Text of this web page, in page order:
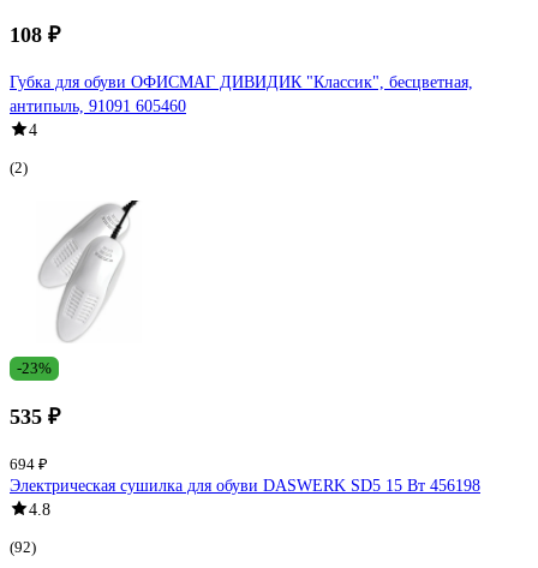
108 ₽
Губка для обуви ОФИСМАГ ДИВИДИК "Классик", бесцветная,
антипыль, 91091 605460
4
(2)
-23%
535 ₽
694 ₽
Электрическая сушилка для обуви DASWERK SD5 15 Вт 456198
4.8
(92)